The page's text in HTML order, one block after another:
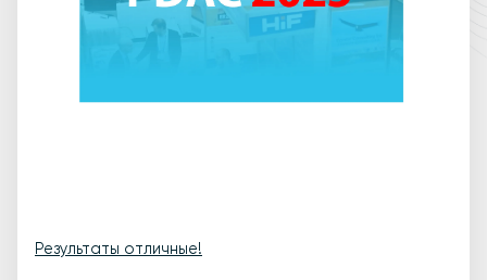
Результаты отличные!